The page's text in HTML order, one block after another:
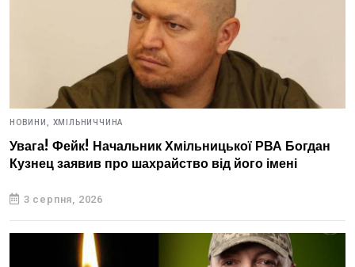
НОВИНИ, ХМІЛЬНИЧЧИНА
Увага! Фейк! Начальник Хмільницької РВА Богдан
Кузнец заявив про шахрайство від його імені
3 серпня, 2026